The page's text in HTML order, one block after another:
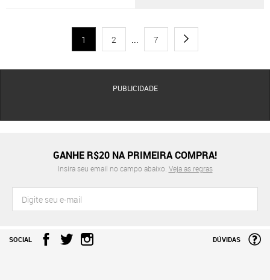
1 2 ... 7
PUBLICIDADE
GANHE R$20 NA PRIMEIRA COMPRA!
Insira seu email no campo abaixo. Veja as regras
SOCIAL DÚVIDAS